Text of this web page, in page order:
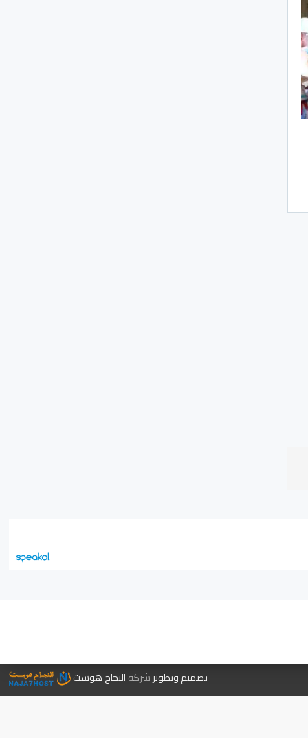
تصميم وتطويرشركةالنجاح هوست